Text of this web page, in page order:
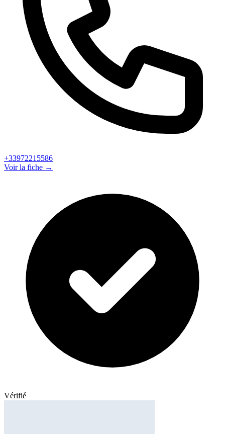
+33972215586
Voir la fiche →
Vérifié